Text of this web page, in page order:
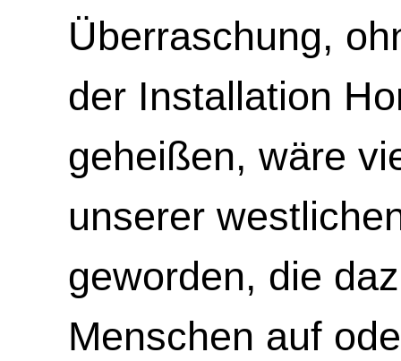
Überraschung,
der Installation
geheißen, wäre
unserer
geworden, die
Menschen auf